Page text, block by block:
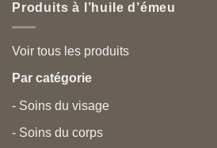
Produits à l’huile d’émeu
Voir tous les produits
Par catégorie
- Soins du visage
- Soins du corps